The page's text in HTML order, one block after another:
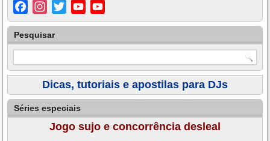
FacebookInstagramTwitterYouTube
Channel
Pesquisar
Dicas, tutoriais e apostilas para DJs
Séries especiais
Jogo sujo e concorrência desleal